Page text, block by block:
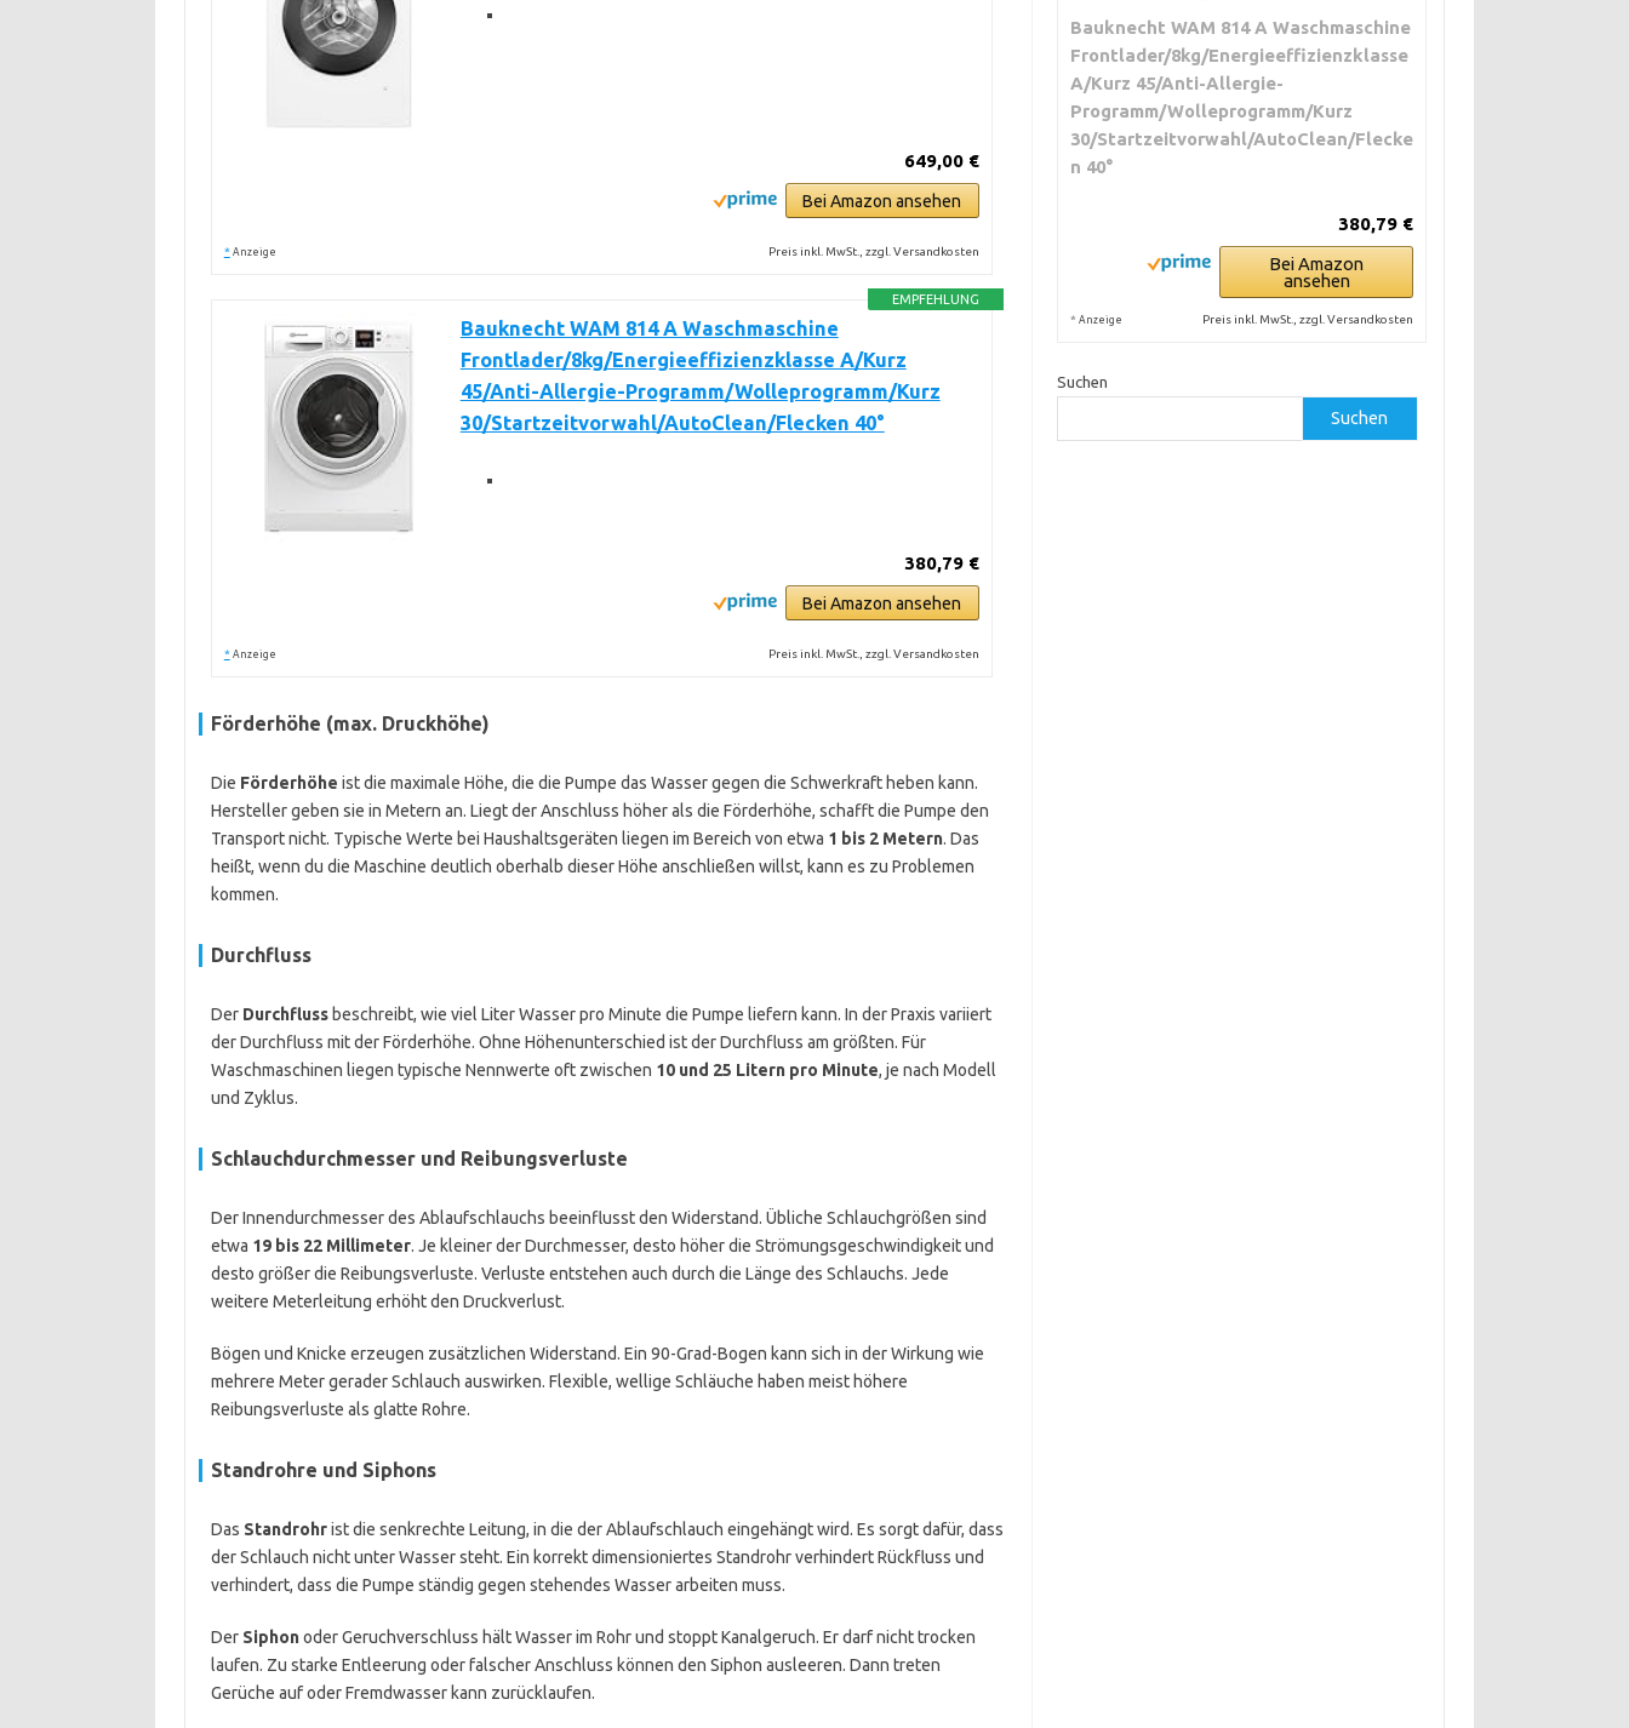
649,00 €
Bei Amazon ansehen
* Anzeige Preis inkl. MwSt., zzgl. Versandkosten
EMPFEHLUNG
Bauknecht WAM 814 A Waschmaschine
Frontlader/8kg/Energieeffizienzklasse A/Kurz
45/Anti-Allergie-Programm/Wolleprogramm/Kurz
30/Startzeitvorwahl/AutoClean/Flecken 40°
380,79 €
Bei Amazon ansehen
* Anzeige Preis inkl. MwSt., zzgl. Versandkosten
Förderhöhe (max. Druckhöhe)
Die Förderhöhe ist die maximale Höhe, die die Pumpe das Wasser gegen die Schwerkraft heben kann.
Hersteller geben sie in Metern an. Liegt der Anschluss höher als die Förderhöhe, schafft die Pumpe den
Transport nicht. Typische Werte bei Haushaltsgeräten liegen im Bereich von etwa 1 bis 2 Metern. Das
heißt, wenn du die Maschine deutlich oberhalb dieser Höhe anschließen willst, kann es zu Problemen
kommen.
Durchfluss
Der Durchflussbeschreibt, wie viel Liter Wasser pro Minute die Pumpe liefern kann. In der Praxis variiert
der Durchfluss mit der Förderhöhe. Ohne Höhenunterschied ist der Durchfluss am größten. Für
Waschmaschinen liegen typische Nennwerte oft zwischen 10 und 25 Litern pro Minute, je nach Modell
und Zyklus.
Schlauchdurchmesser und Reibungsverluste
Der Innendurchmesser des Ablaufschlauchs beeinflusst den Widerstand. Übliche Schlauchgrößen sind
etwa 19 bis 22 Millimeter. Je kleiner der Durchmesser, desto höher die Strömungsgeschwindigkeit und
desto größer die Reibungsverluste. Verluste entstehen auch durch die Länge des Schlauchs. Jede
weitere Meterleitung erhöht den Druckverlust.
Bögen und Knicke erzeugen zusätzlichen Widerstand. Ein 90-Grad-Bogen kann sich in der Wirkung wie
mehrere Meter gerader Schlauch auswirken. Flexible, wellige Schläuche haben meist höhere
Reibungsverluste als glatte Rohre.
Standrohre und Siphons
Das Standrohrist die senkrechte Leitung, in die der Ablaufschlauch eingehängt wird. Es sorgt dafür, dass
der Schlauch nicht unter Wasser steht. Ein korrekt dimensioniertes Standrohr verhindert Rückfluss und
verhindert, dass die Pumpe ständig gegen stehendes Wasser arbeiten muss.
Der Siphonoder Geruchverschluss hält Wasser im Rohr und stoppt Kanalgeruch. Er darf nicht trocken
laufen. Zu starke Entleerung oder falscher Anschluss können den Siphon ausleeren. Dann treten
Gerüche auf oder Fremdwasser kann zurücklaufen.
Bauknecht WAM 814 A Waschmaschine
Frontlader/8kg/Energieeffizienzklasse
A/Kurz 45/Anti-Allergie-
Programm/Wolleprogramm/Kurz
30/Startzeitvorwahl/AutoClean/Flecke
n 40°
380,79 €
Bei Amazon
ansehen
* Anzeige Preis inkl. MwSt., zzgl. Versandkosten
Suchen
Suchen